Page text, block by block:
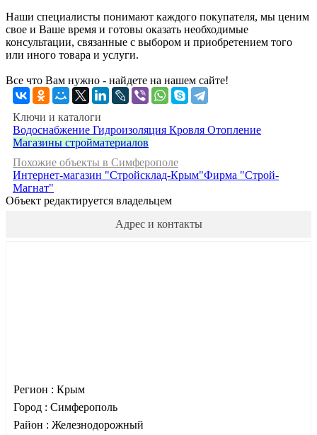
Наши специалисты понимают каждого покупателя, мы ценим
свое и Ваше время и готовы оказать необходимые
консультации, связанные с выбором и приобретением того
или иного товара и услуги.
Все что Вам нужно - найдете на нашем сайте!
Ключи и каталоги
Водоснабжение Гидроизоляция Кровля Отопление
Магазины стройматериалов
Похожие объекты в Симферополе
Интернет-магазин "Стройсклад-Крым"Фирма "Строй-
Магнат"
Объект редактируется владельцем
Адрес и контакты
Регион : Крым
Город : Симферополь
Район : Железнодорожный